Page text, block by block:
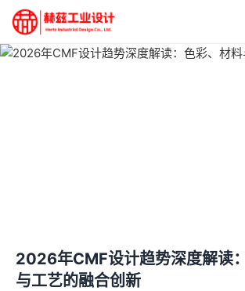
2026年CMF设计趋势深度解读
与工艺的融合创新